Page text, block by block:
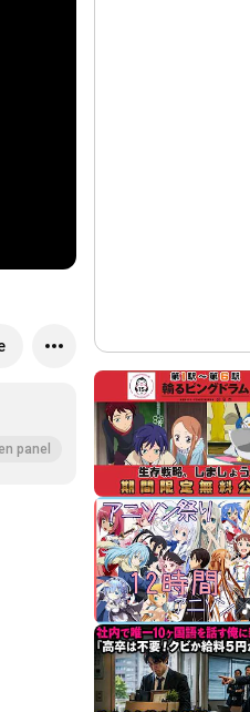
panel